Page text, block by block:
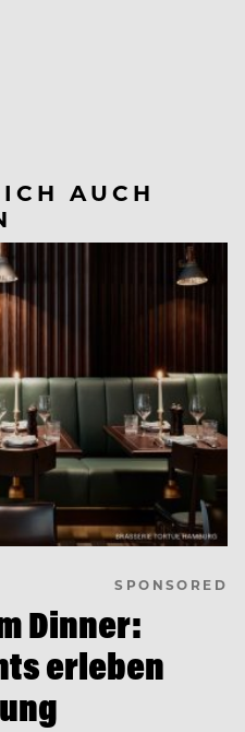
AUCH
SPONSORED
Dinner:
erleben